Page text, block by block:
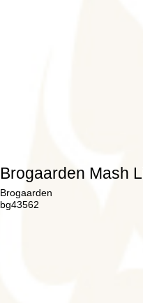
Brogaarden Mash
Brogaarden
bg43562